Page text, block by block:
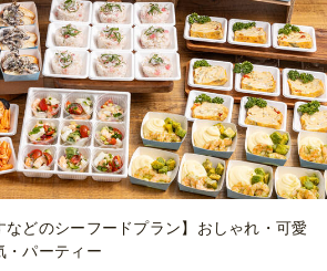
などのシーフードプラン】おしゃれ・可愛
・パーティー